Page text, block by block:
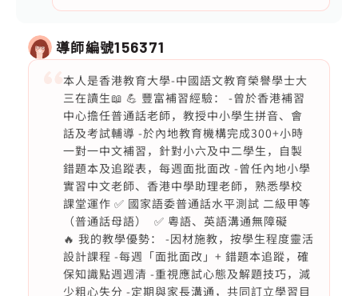
導師編號156371
本人是香港教育大學-中國語文教育榮譽學士大
三在讀生📖 💪 豐富補習經驗： -曾於香港補習
中心擔任普通話老師，教授中小學生拼音、會
話及考試輔導 -於內地教育機構完成300+小時
一對一中文補習，針對小六及中二學生，自製
錯題本及追蹤表，每週面批面改 -曾任內地小學
實習中文老師、香港中學助理老師，熟悉學校
課堂運作 ✅ 國家語委普通話水平測試 二級甲等
（普通話母語） ✅ 粵語、英語溝通無障礙
🔥 我的教學優勢： -因材施教，按學生程度靈活
設計課程 -每週「面批面改」+ 錯題本追蹤，確
保知識點週週清 -重視應試心態及解題技巧，減
少粗心失分 -定期與家長溝通，共同訂立學習目